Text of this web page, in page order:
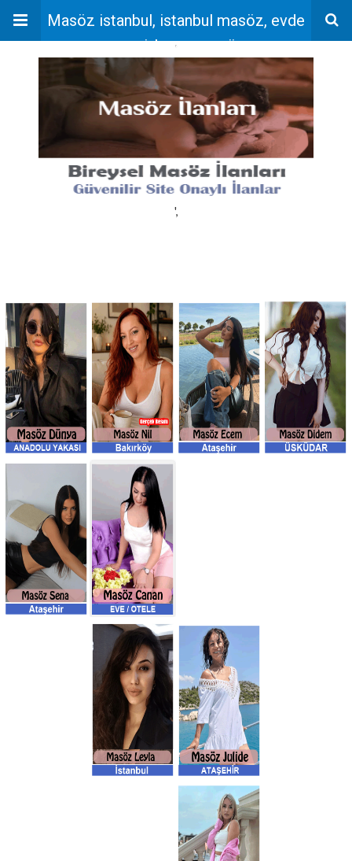
Masöz istanbul, istanbul masöz, evde
masaj, bayan masöz
'
',